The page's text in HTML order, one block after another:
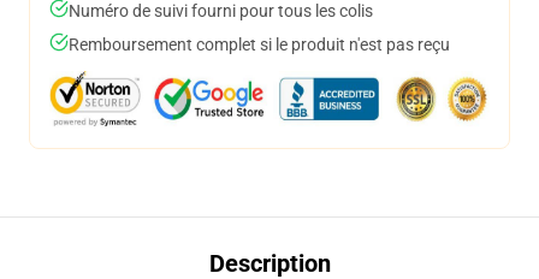
Numéro de suivi fourni pour tous les colis
Remboursement complet si le produit n'est pas reçu
Description